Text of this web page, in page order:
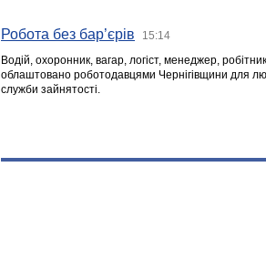
Робота без бар’єрів 15:14
Водій, охоронник, вагар, логіст, менеджер,
облаштовано роботодавцями Чернігівщини для
служби зайнятості.